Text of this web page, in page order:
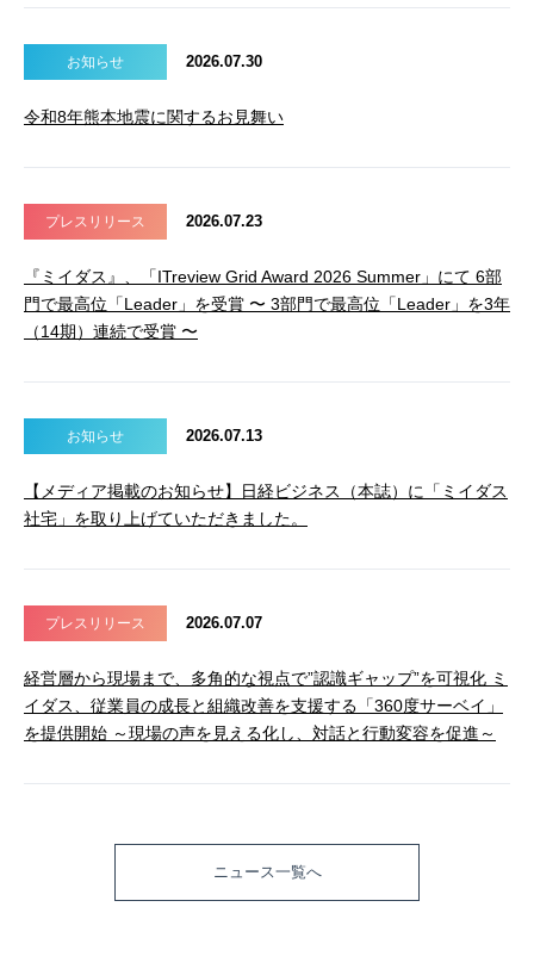
お知らせ 2026.07.30
令和8年熊本地震に関するお見舞い
プレスリリース 2026.07.23
『ミイダス』、「ITreview Grid Award 2026 Summer」にて 6部
門で最高位「Leader」を受賞 〜 3部門で最高位「Leader」を3年
（14期）連続で受賞 〜
お知らせ 2026.07.13
【メディア掲載のお知らせ】日経ビジネス（本誌）に「ミイダス
社宅」を取り上げていただきました。
プレスリリース 2026.07.07
経営層から現場まで、多角的な視点で”認識ギャップ”を可視化 ミ
イダス、従業員の成長と組織改善を支援する「360度サーベイ」
を提供開始 ～現場の声を見える化し、対話と行動変容を促進～
ニュース一覧へ